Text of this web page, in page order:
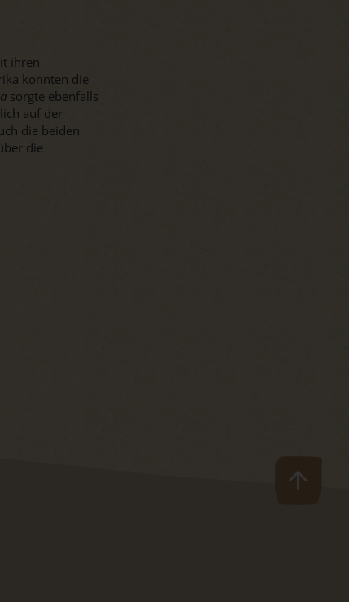
ihren
konnten die
sorgte ebenfalls
auf der
die beiden
die